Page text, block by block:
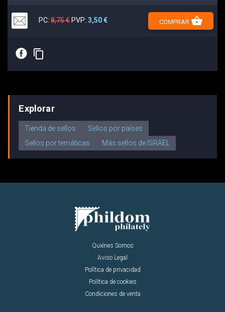
PC: 8,75 € PVP: 3,50 € COMPRAR shopping_basket
E content_copy
Explorar
Tienda de sellos
Sellos por países
Sellos por temáticas
Más sellos de ISRAEL
Quiénes Somos
Aviso Legal
Política de privacidad
Política de cookies
Condiciones de venta